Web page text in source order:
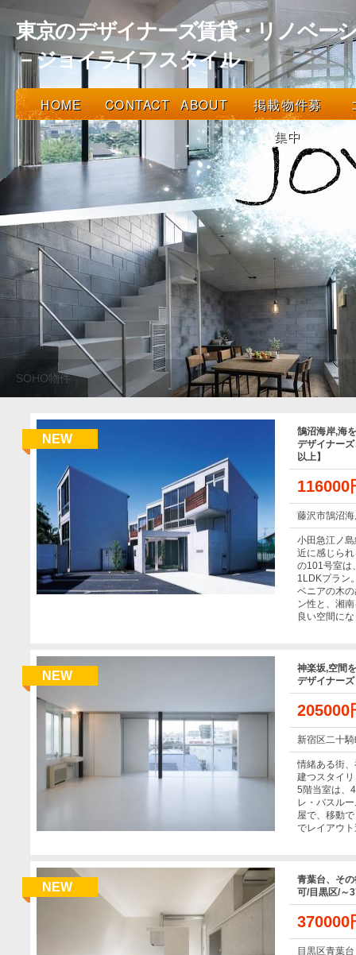
東京のデザイナーズ賃貸・リノベー
－ジョイライフスタイル
HOME CONTACT ABOUT
掲載物件募
集中
SOHO物件
NEW
鵠沼海岸,海
デザイナー
以上】
藤沢市鵠沼
小田急江ノ
近に感じら
の101号室は
1LDKプラン
ベニアの木
ン性と、湘
良い空間に
NEW
神楽坂,空間
デザイナー
新宿区二十
情緒ある街
建つスタイ
5階当室は、
レ・バスル
屋で、移動
でレイアウ
NEW
青葉台、そ
可/目黒区/～
目黒区青葉台